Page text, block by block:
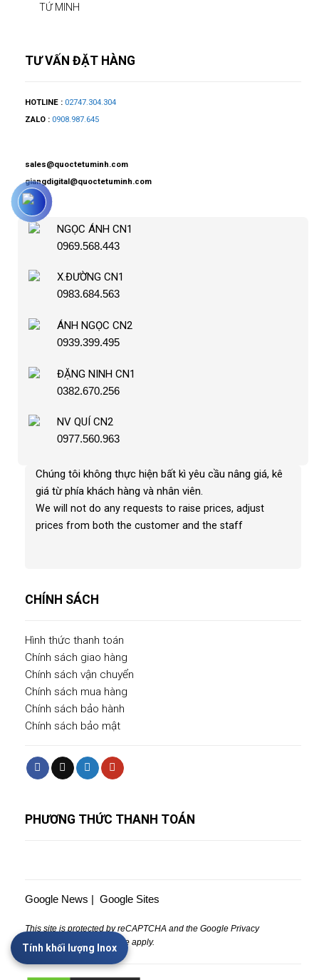
TỨ MINH
TƯ VẤN ĐẶT HÀNG
HOTLINE : 02747.304.304
ZALO : 0908.987.645
sales@quoctetuminh.com
giangdigital@quoctetuminh.com
NGỌC ÁNH CN1
0969.568.443
X.ĐƯỜNG CN1
0983.684.563
ÁNH NGỌC CN2
0939.399.495
ĐẶNG NINH CN1
0382.670.256
NV QUÍ CN2
0977.560.963
Chúng tôi không thực hiện bất kì yêu cầu nâng giá, kê
giá từ phía khách hàng và nhân viên.
We will not do any requests to raise prices, adjust
prices from both the customer and the staff
CHÍNH SÁCH
Hình thức thanh toán
Chính sách giao hàng
Chính sách vận chuyển
Chính sách mua hàng
Chính sách bảo hành
Chính sách bảo mật
PHƯƠNG THỨC THANH TOÁN
Google News | Google Sites
This site is protected by reCAPTCHA and the Google Privacy
Policy and Terms of Service apply.
Tính khối lượng Inox